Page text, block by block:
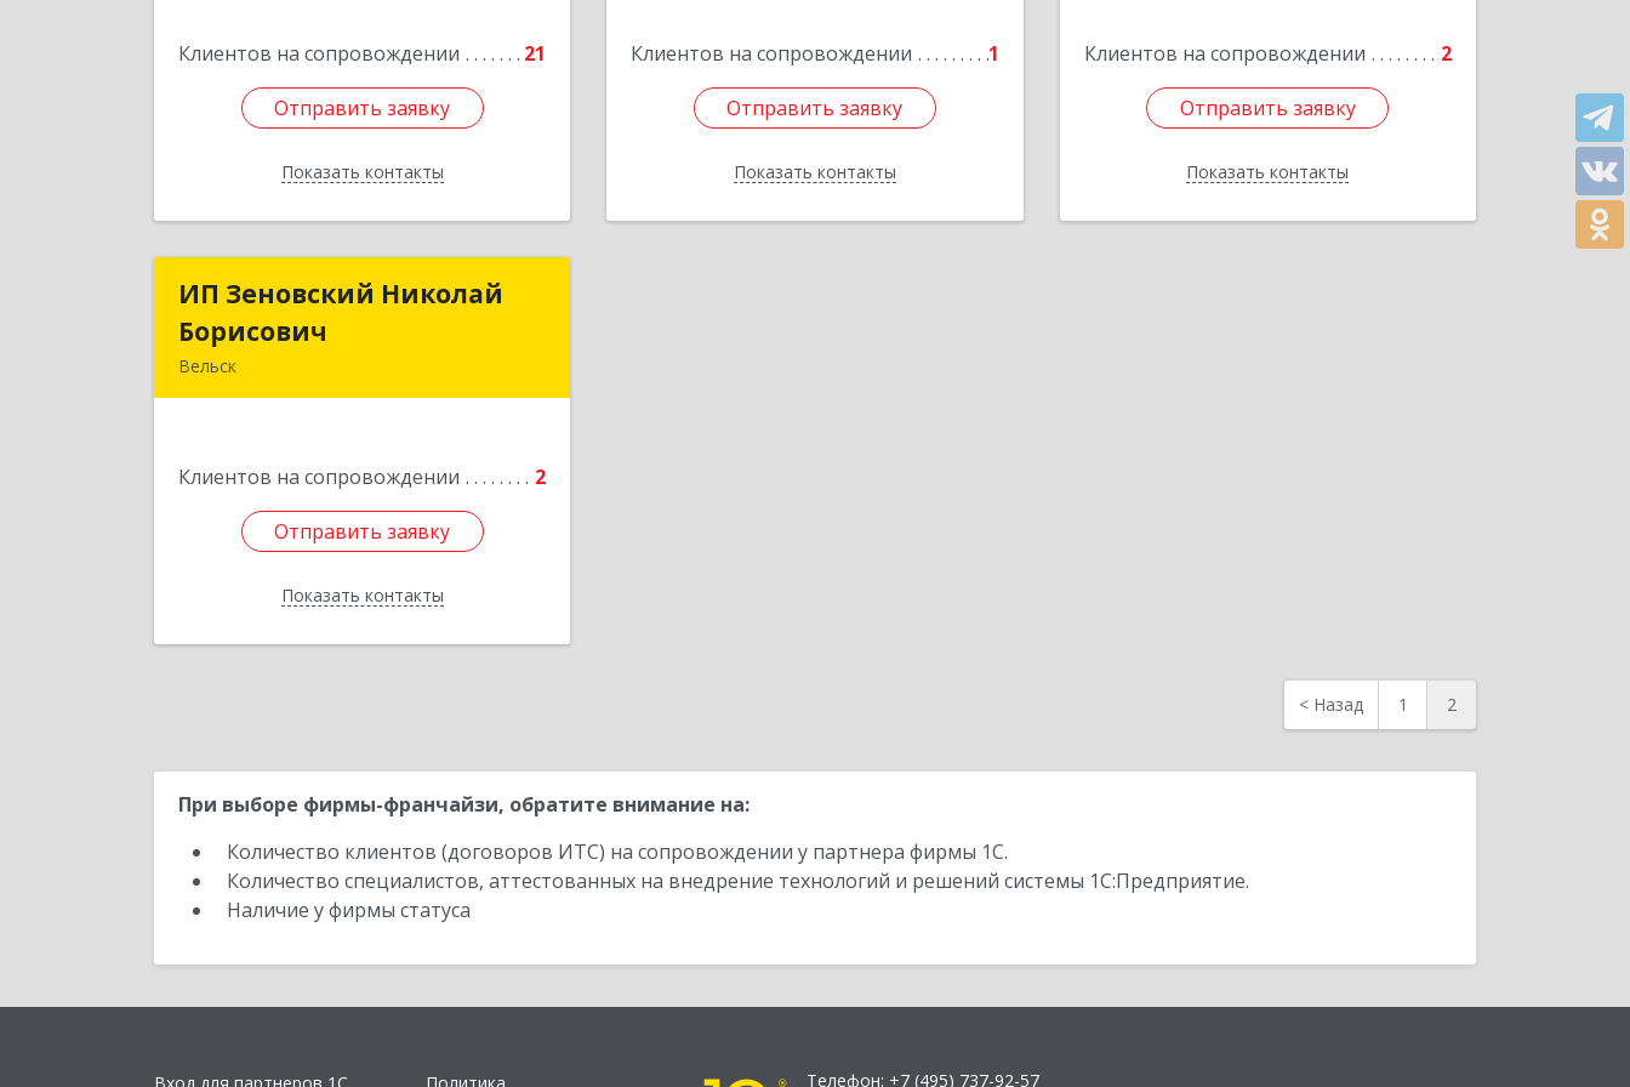
Клиентов на сопровождении 21
Отправить заявку
Показать контакты
Подробнее
Отправить заявку
Назад
Клиентов на сопровождении 1
Отправить заявку
Показать контакты
Отправить заявку
Назад
Клиентов на сопровождении 2
Отправить заявку
Показать контакты
Отправить заявку
Назад
ИП Зеновский Николай
Борисович
Вельск
Клиентов на сопровождении 2
Отправить заявку
Показать контакты
ИП Зеновский Николай
Подробнее
< Назад 1 2
При выборе фирмы-франчайзи, обратите внимание на:
Количество клиентов (договоров ИТС) на сопровождении у партнера фирмы 1С.
Количество специалистов, аттестованных на внедрение технологий и решений системы 1С:Предприятие.
Наличие у фирмы статуса
Телефон: +7 (495) 737-92-57